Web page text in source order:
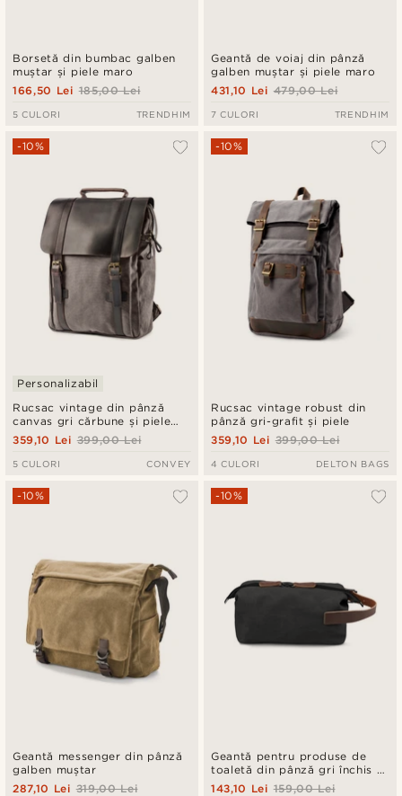
Borsetă din bumbac galben
muștar și piele maro
185,00 Lei
166,50 Lei
5 CULORI TRENDHIM
Geantă de voiaj din pânză
galben muștar și piele maro
479,00 Lei
431,10 Lei
7 CULORI TRENDHIM
Rucsac vintage din pânză
canvas gri cărbune și piele
maro închis
-10%
Personalizabil
399,00 Lei
359,10 Lei
5 CULORI CONVEY
Rucsac vintage robust din
pânză gri-grafit și piele
-10%
399,00 Lei
359,10 Lei
4 CULORI DELTON BAGS
Geantă messenger din pânză
galben muștar
-10%
319,00 Lei
287,10 Lei
Geantă pentru produse de
toaletă din pânză gri închis și
piele maro
-10%
159,00 Lei
143,10 Lei